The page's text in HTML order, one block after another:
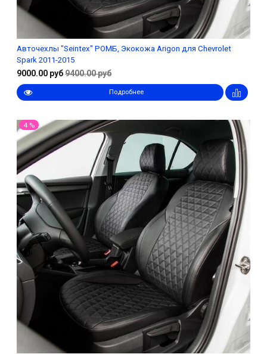
Авточехлы "Seintex" РОМБ, Экокожа Arigon для Chevrolet
Spark 2011-2015
9000.00 руб9400.00 руб
Подробнее
4 %